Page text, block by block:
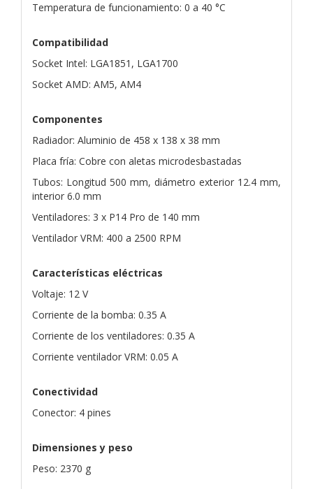
Temperatura de funcionamiento: 0 a 40 °C
Compatibilidad
Socket Intel: LGA1851, LGA1700
Socket AMD: AM5, AM4
Componentes
Radiador: Aluminio de 458 x 138 x 38 mm
Placa fría: Cobre con aletas microdesbastadas
Tubos: Longitud 500 mm, diámetro exterior 12.4 mm,
interior 6.0 mm
Ventiladores: 3 x P14 Pro de 140 mm
Ventilador VRM: 400 a 2500 RPM
Características eléctricas
Voltaje: 12 V
Corriente de la bomba: 0.35 A
Corriente de los ventiladores: 0.35 A
Corriente ventilador VRM: 0.05 A
Conectividad
Conector: 4 pines
Dimensiones y peso
Peso: 2370 g